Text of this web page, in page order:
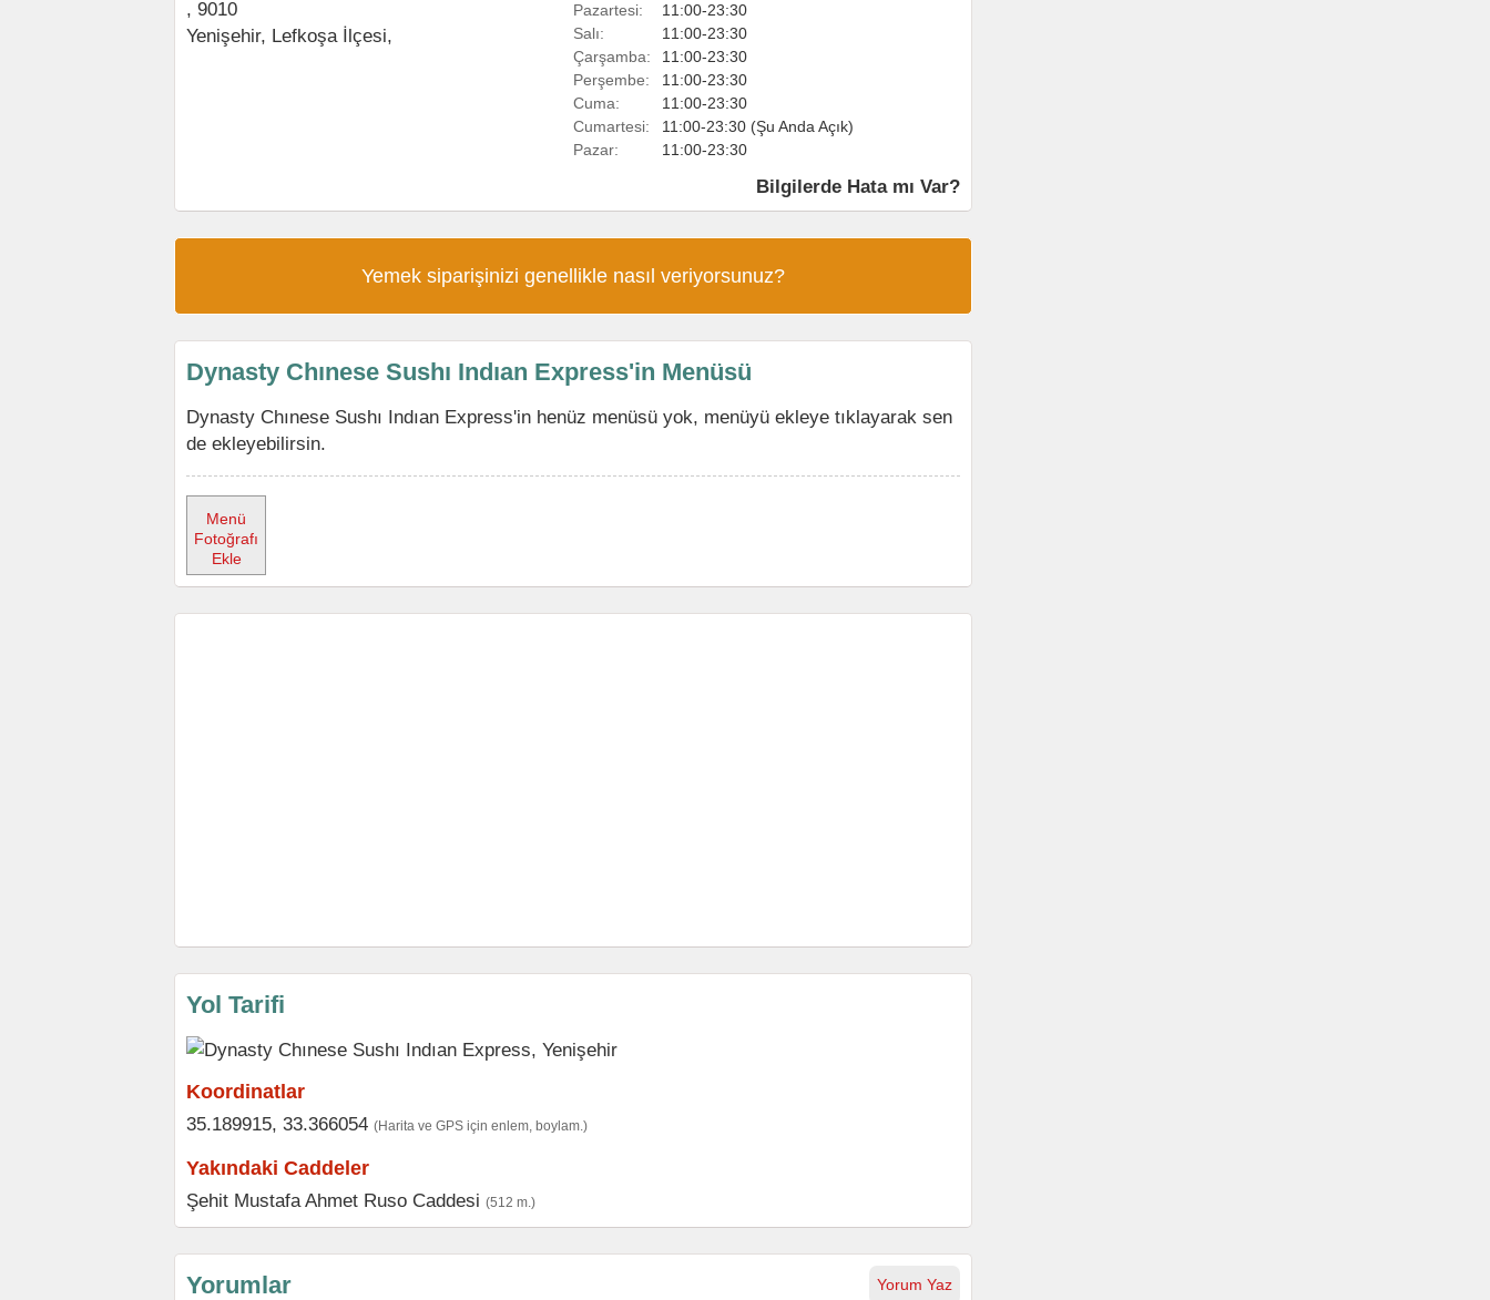
, 9010
Yenişehir, Lefkoşa İlçesi,
Pazartesi:
11:00-23:30
Salı:
11:00-23:30
Çarşamba:
11:00-23:30
Perşembe:
11:00-23:30
Cuma:
11:00-23:30
Cumartesi:
11:00-23:30 (Şu Anda Açık)
Pazar:
11:00-23:30
Bilgilerde Hata mı Var?
Yemek siparişinizi genellikle nasıl veriyorsunuz?
Dynasty Chınese Sushı Indıan Express'in Menüsü
Dynasty Chınese Sushı Indıan Express'in henüz menüsü yok, menüyü ekleye tıklayarak sen
de ekleyebilirsin.
Menü
Fotoğrafı
Ekle
Yol Tarifi
Koordinatlar
35.189915, 33.366054 (Harita ve GPS için enlem, boylam.)
Yakındaki Caddeler
Şehit Mustafa Ahmet Ruso Caddesi (512 m.)
Yorum Yaz
Yorumlar